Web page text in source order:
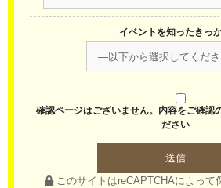
イベントを知ったきっ
確認ページはございません。内容をご確認
ださい
このサイトはreCAPTCHAによって